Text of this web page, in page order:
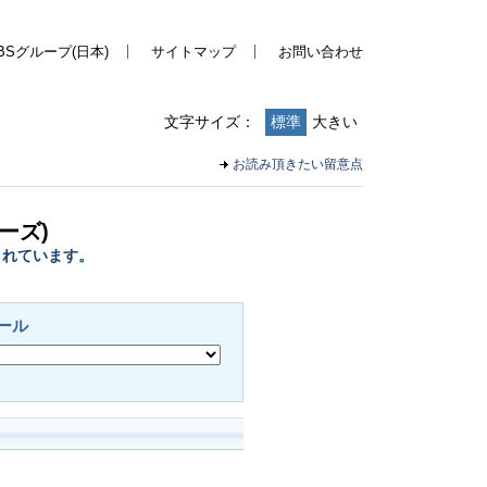
グループ(日本) サイトマップ お問い合わせ
文字サイズ： 標準 大きい
お読み頂きたい留意点
ズ)
ています。
ル